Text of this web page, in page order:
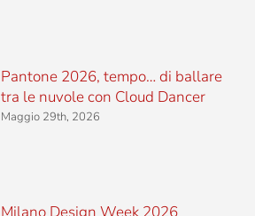
Pantone 2026, tempo… di ballare
tra le nuvole con Cloud Dancer
Maggio 29th, 2026